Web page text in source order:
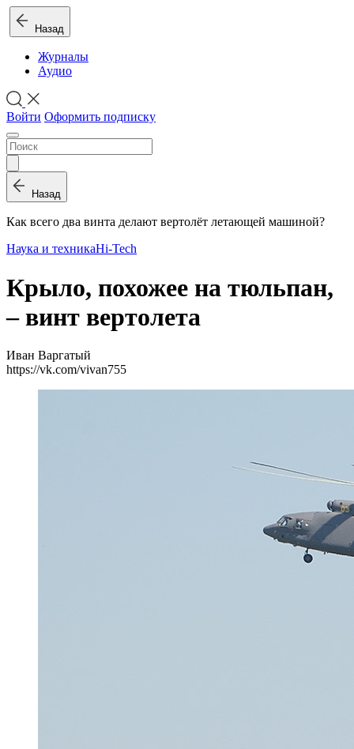
Назад
Журналы
Аудио
Войти Оформить подписку
Назад
Как всего два винта делают вертолёт летающей машиной?
Наука и техникаHi-Tech
Крыло, похожее на тюльпан,
– винт вертолета
Иван Варгатый
https://vk.com/vivan755